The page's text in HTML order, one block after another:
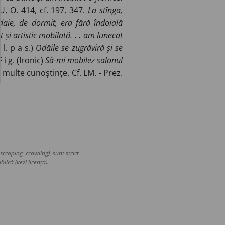
O. 414, cf. 197, 347.La stînga,
de dormit, era fără îndoială
și artistic mobilată. . . am lunecat
l. p a s.) Odăile se zugrăviră și se
i g. (Ironic) Să-mi mobilez salonul
multe cunoștințe. Cf. LM. - Prez.
crawling), sunt strict
(vezi licența).